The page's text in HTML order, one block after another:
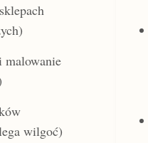
malowanie
wilgoć)